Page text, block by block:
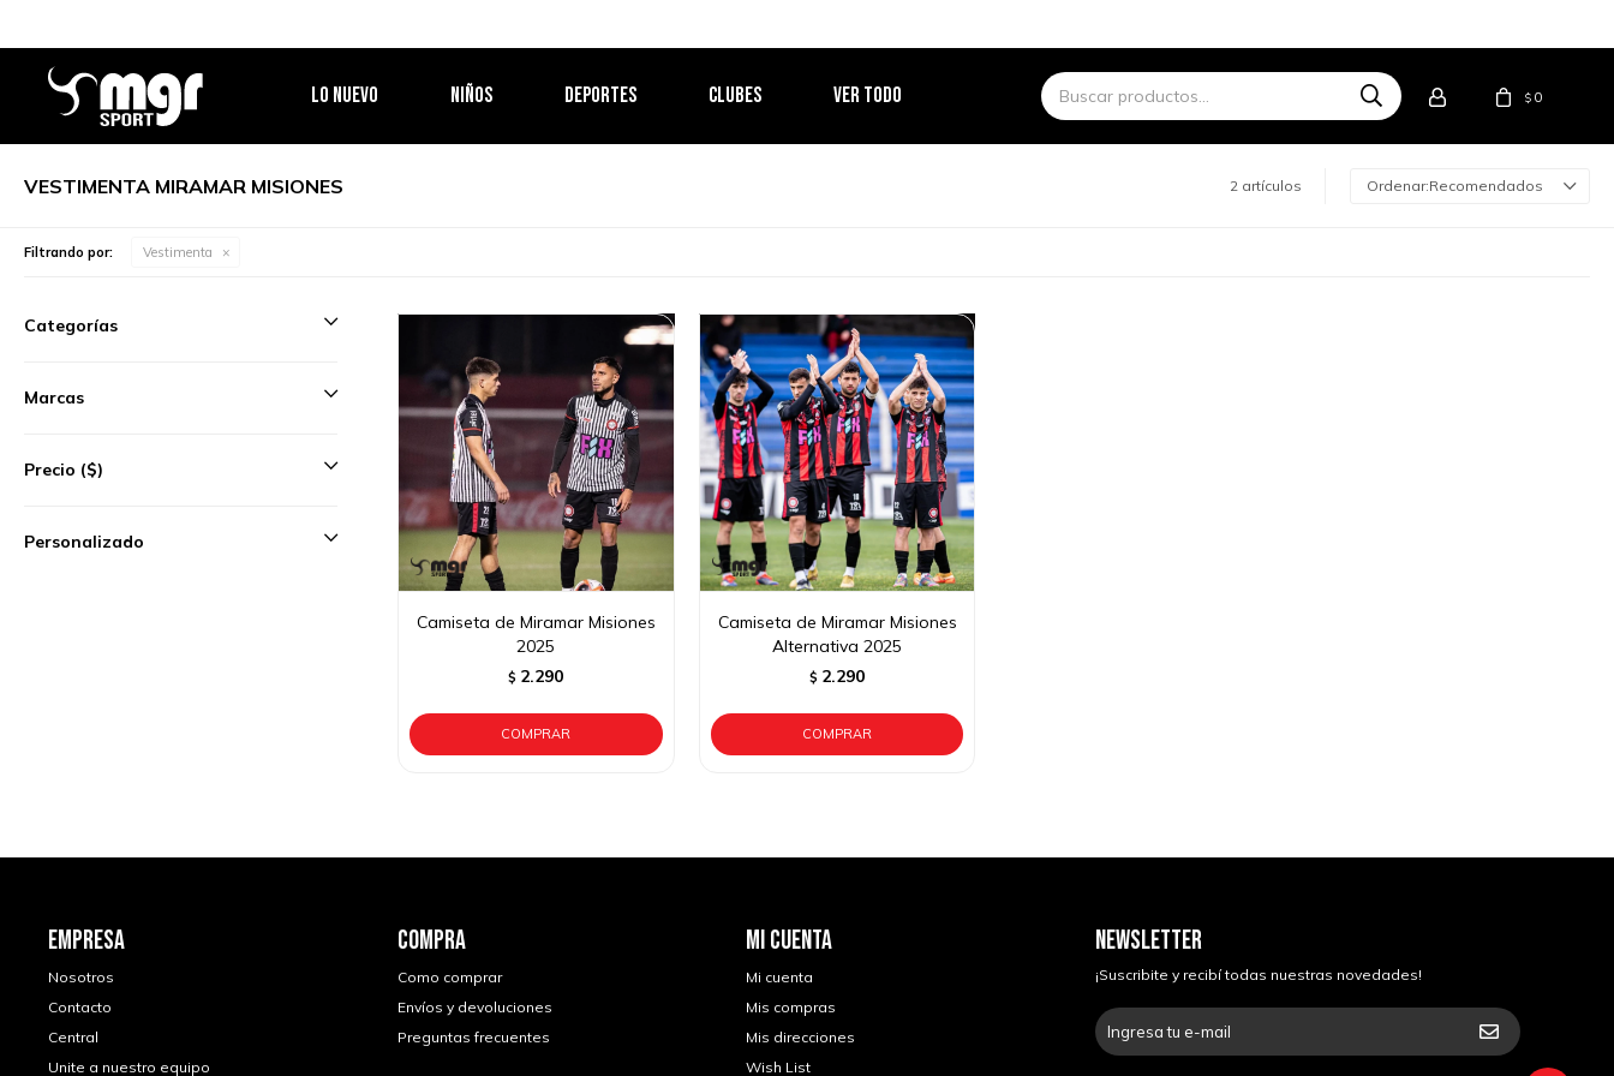
LO NUEVO NIÑOS DEPORTES CLUBES VER TODO $ 0
VESTIMENTA MIRAMAR MISIONES 2 artículos Recomendados
Filtrando por: Vestimenta
Camiseta de Miramar Misiones
2025
$ 2.290
Camiseta de Miramar Misiones
Alternativa 2025
$ 2.290
Categorías
Marcas
Precio ($)
Personalizado
EMPRESA
Nosotros
Contacto
Central
Unite a nuestro equipo
COMPRA
Como comprar
Envíos y devoluciones
Preguntas frecuentes
MI CUENTA
Mi cuenta
Mis compras
Mis direcciones
Wish List
NEWSLETTER
¡Suscribite y recibí todas nuestras novedades!